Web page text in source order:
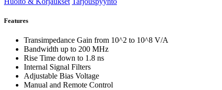
Features
Transimpedance Gain from 10^2 to 10^8 V/A
Bandwidth up to 200 MHz
Rise Time down to 1.8 ns
Internal Signal Filters
Adjustable Bias Voltage
Manual and Remote Control